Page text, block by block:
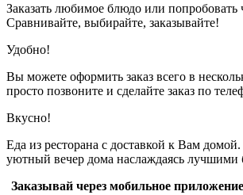
Заказать любимое блюдо или попробовать
Сравнивайте, выбирайте, заказывайте!
Удобно!
Вы можете оформить заказ всего в
просто позвоните и сделайте заказ по
Вкусно!
Еда из ресторана с доставкой к Вам
уютный вечер дома наслаждаясь лучшими
Заказывай через мобильное